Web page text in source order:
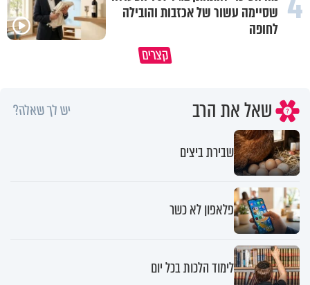
שסיימה עשור של אכזבות והובילה
לחופה
קצריםתשתמש באהבה של השם לטובתך
פותחים פתח קטן - ומקבלים
שאל את הרב יש לך שאלה?
שבירת ביצים
פלאפון לא כשר
לימוד הלכות בכל יום